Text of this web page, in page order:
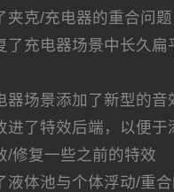
夹克/充电器的重合问题
了充电器场景中长久扁
器场景添加了新型的音
进了特效后端，以便于
/修复一些之前的特效
液体池与个体浮动/重